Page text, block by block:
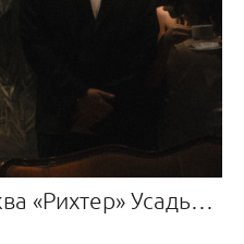
Дамир и Римма Москва «Рихтер» Усадьба Roden Manor